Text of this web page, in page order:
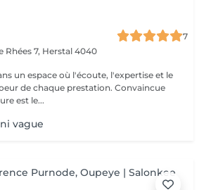
7
Rhées 7, Herstal 4040
un espace où l'écoute, l'expertise et le
de chaque prestation. Convaincue
est le...
vague